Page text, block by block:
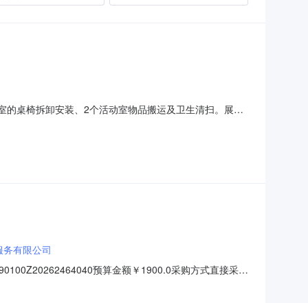
桌椅拆卸安装、2个活动室物品搬运及卫生清扫。展开
有限公司
预算金额￥1900.0采购方式直接采购